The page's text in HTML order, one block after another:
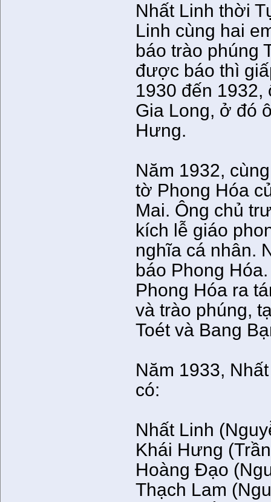
Nhất Linh thời
Linh cùng hai
báo trào phúng
được báo thì
1930 đến
Gia Long, ở đó
Hưng.
Năm 1932,
tờ Phong Hóa
Mai. Ông chủ
kích lễ giáo
nghĩa cá nhân.
báo Phong
Phong Hóa ra
và trào phúng,
Toét và Bang
Năm 1933,
có:
Nhất Linh
Khái Hưng
Hoàng Đạo
Thạch Lam